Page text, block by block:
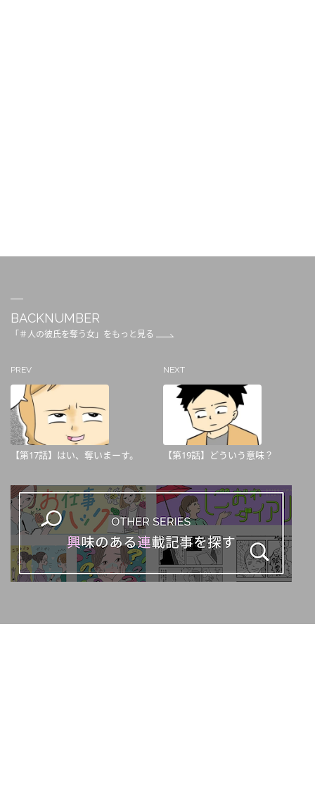
BACKNUMBER
「＃人の彼氏を奪う女」をもっと見る
PREV
【第17話】はい、奪いまーす。
NEXT
【第19話】どういう意味？